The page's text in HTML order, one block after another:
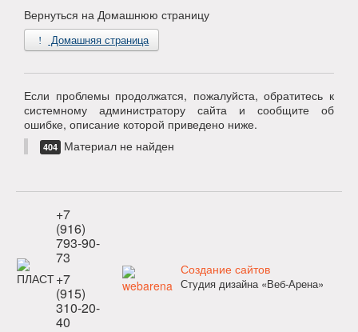
Вернуться на Домашнюю страницу
Домашняя страница
Если проблемы продолжатся, пожалуйста, обратитесь к
системному администратору сайта и сообщите об
ошибке, описание которой приведено ниже.
404 Материал не найден
+7
(916)
793-90-
73
+7
(915)
310-20-
40
Создание сайтов
Студия дизайна «Веб-Арена»